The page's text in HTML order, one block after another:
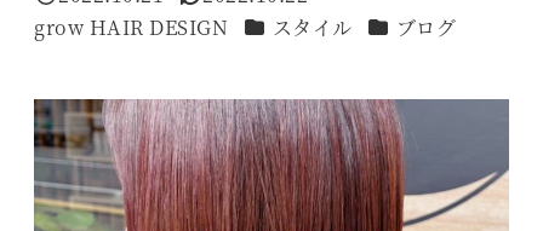
投稿日 更新日
著
grow HAIR DESIGN カテゴリー
スタイル カテゴリー
ブログ